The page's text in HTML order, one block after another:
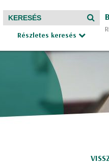
Részletes keresés